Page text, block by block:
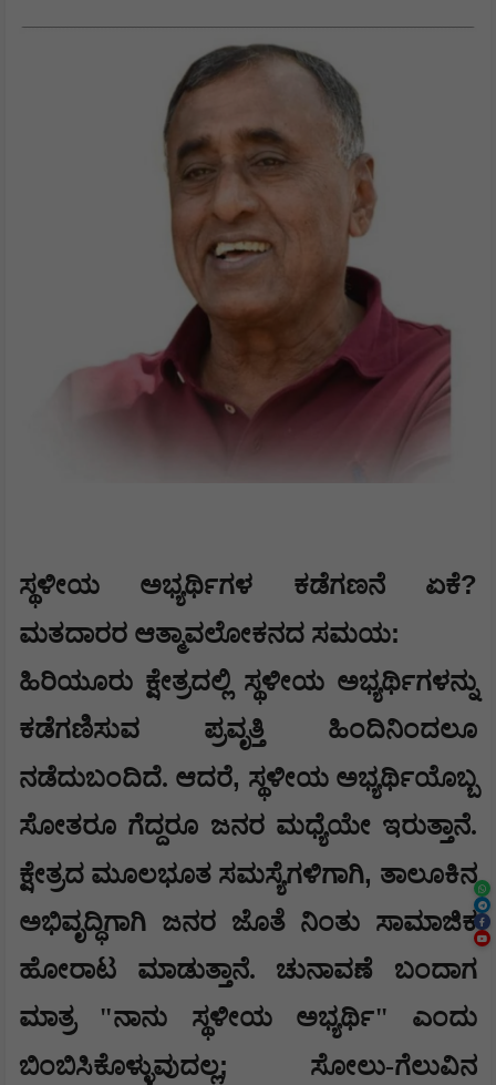
​ಸ್ಥಳೀಯ ಅಭ್ಯರ್ಥಿಗಳ ಕಡೆಗಣನೆ ಏಕೆ?
ಮತದಾರರ ಆತ್ಮಾವಲೋಕನದ ಸಮಯ:
​ಹಿರಿಯೂರು ಕ್ಷೇತ್ರದಲ್ಲಿ ಸ್ಥಳೀಯ ಅಭ್ಯರ್ಥಿಗಳನ್ನು
ಕಡೆಗಣಿಸುವ ಪ್ರವೃತ್ತಿ ಹಿಂದಿನಿಂದಲೂ
ನಡೆದುಬಂದಿದೆ. ಆದರೆ, ಸ್ಥಳೀಯ ಅಭ್ಯರ್ಥಿಯೊಬ್ಬ
ಸೋತರೂ ಗೆದ್ದರೂ ಜನರ ಮಧ್ಯೆಯೇ ಇರುತ್ತಾನೆ.
ಕ್ಷೇತ್ರದ ಮೂಲಭೂತ ಸಮಸ್ಯೆಗಳಿಗಾಗಿ, ತಾಲೂಕಿನ
ಅಭಿವೃದ್ಧಿಗಾಗಿ ಜನರ ಜೊತೆ ನಿಂತು ಸಾಮಾಜಿಕ
ಹೋರಾಟ ಮಾಡುತ್ತಾನೆ. ಚುನಾವಣೆ ಬಂದಾಗ
ಮಾತ್ರ "ನಾನು ಸ್ಥಳೀಯ ಅಭ್ಯರ್ಥಿ" ಎಂದು
ಬಿಂಬಿಸಿಕೊಳ್ಳುವುದಲ್ಲ; ಸೋಲು-ಗೆಲುವಿನ